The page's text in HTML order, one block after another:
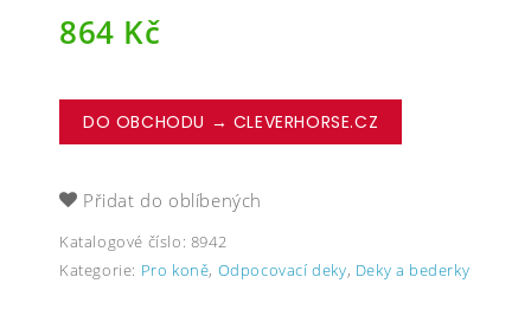
864 Kč
DO OBCHODU → CLEVERHORSE.CZ
Přidat do oblíbených
Katalogové číslo: 8942
Kategorie: Pro koně, Odpocovací deky, Deky a bederky